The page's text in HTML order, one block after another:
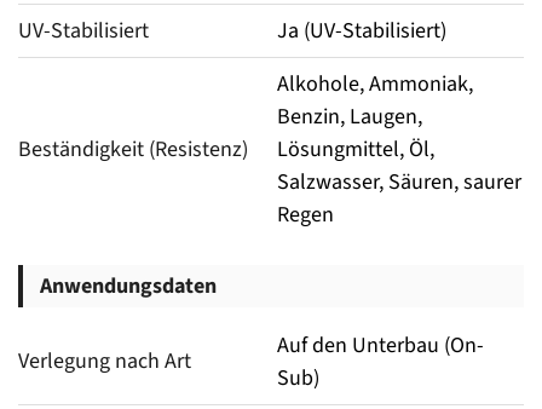
UV-Stabilisiert
Ja (UV-Stabilisiert)
Beständigkeit (Resistenz)
Alkohole, Ammoniak,
Benzin, Laugen,
Lösungmittel, Öl,
Salzwasser, Säuren, saurer
Regen
Anwendungsdaten
Verlegung nach Art
Auf den Unterbau (On-
Sub)